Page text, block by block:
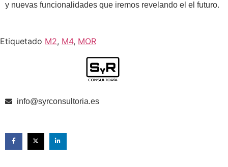
y nuevas funcionalidades que iremos revelando el el futuro.
Etiquetado M2, M4, MOR
info@syrconsultoria.es